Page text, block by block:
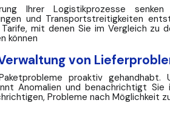
Ihrer Logistikprozesse
und Transportstreitigkeiten
mit denen Sie im Vergleich zu
können
von
proaktiv
Anomalien und benachrichtigt
Probleme nach Möglichkeit